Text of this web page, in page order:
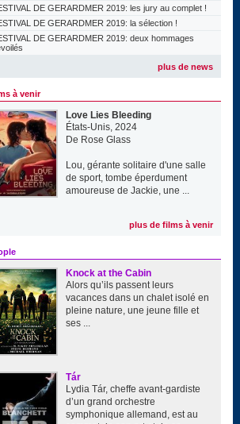
DE GERARDMER 2019: les jury au complet !
DE GERARDMER 2019: la sélection !
DE GERARDMER 2019: deux hommages
plus de news
à venir
Love Lies Bleeding
États-Unis, 2024
De Rose Glass
Lou, gérante solitaire d'une salle
de sport, tombe éperdument
amoureuse de Jackie, une ...
plus de films à venir
Knock at the Cabin
Alors qu’ils passent leurs
vacances dans un chalet isolé en
pleine nature, une jeune fille et
ses ...
Tár
Lydia Tár, cheffe avant-gardiste
d’un grand orchestre
symphonique allemand, est au